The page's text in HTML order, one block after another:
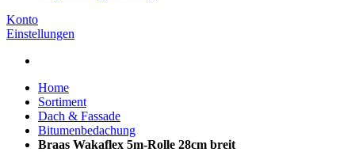
Konto
Einstellungen
Home
Sortiment
Dach & Fassade
Bitumenbedachung
Braas Wakaflex 5m-Rolle 28cm breit